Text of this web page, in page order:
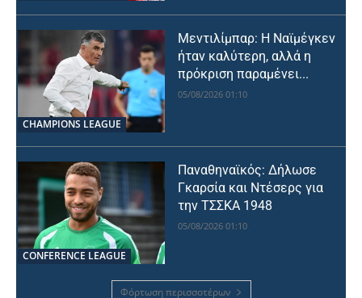
CHAMPIONS LEAGUE
Μεντιλίμπαρ: Η Ναϊμέγκεν
ήταν καλύτερη, αλλά η
πρόκριση παραμένει...
05/08/2026 01:10
CONFERENCE LEAGUE
Παναθηναϊκός: Δήλωσε
Γκαρσία και Ντέσερς για
την ΤΣΣΚΑ 1948
05/08/2026 01:10
Φόρτωση περισσοτέρων